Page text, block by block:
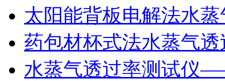
太阳能背板电解法水
药包材杯式法水蒸气
水蒸气透过率测试仪